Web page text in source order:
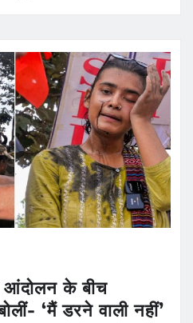
आंदोलन के बीच
‘मैं डरने वाली नहीं’